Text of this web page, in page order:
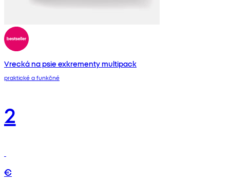
Vrecká na psie exkrementy multipack
praktické a funkčné
2
€